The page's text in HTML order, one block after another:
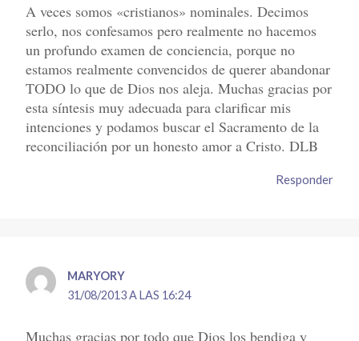
A veces somos «cristianos» nominales. Decimos
serlo, nos confesamos pero realmente no hacemos
un profundo examen de conciencia, porque no
estamos realmente convencidos de querer abandonar
TODO lo que de Dios nos aleja. Muchas gracias por
esta síntesis muy adecuada para clarificar mis
intenciones y podamos buscar el Sacramento de la
reconciliación por un honesto amor a Cristo. DLB
Responder
MARYORY
31/08/2013 A LAS 16:24
Muchas gracias por todo que Dios los bendiga y